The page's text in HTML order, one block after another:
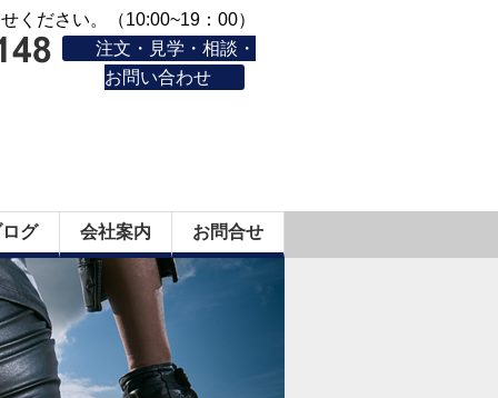
ください。（10:00~19：00）
注文・見学・相談・
お問い合わせ
グ 会社案内 お問合せ